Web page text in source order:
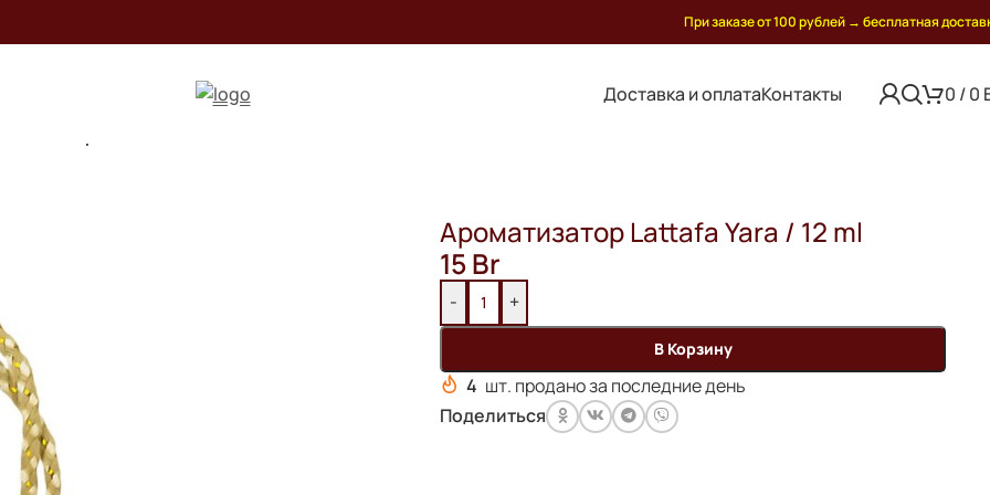
При заказе от 100 рублей → бесплатная
Доставка и оплатаКонтакты 0 /0
Ароматизатор Lattafa Yara / 12 ml
15Br
- +
В Корзину
4 шт. продано за последние день
Поделиться